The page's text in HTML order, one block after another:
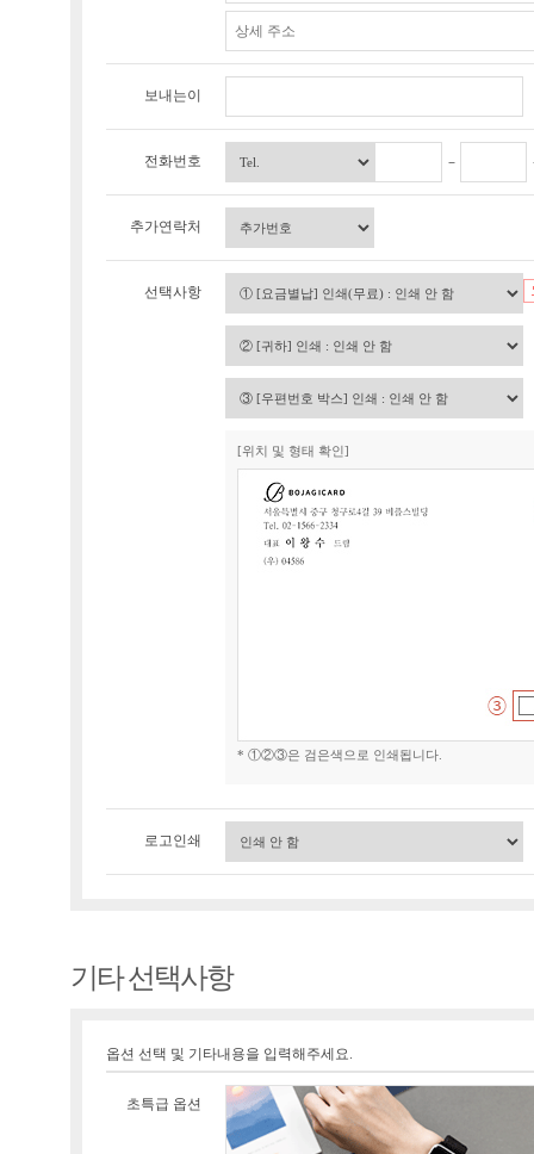
보내는이
전화번호
추가연락처
선택사항
[위치 및 형태 확인]
* ①②③은 검은색으로 인쇄됩니다.
로고인쇄
기타 선택사항
옵션 선택 및 기타내용을 입력해주세요.
초특급 옵션